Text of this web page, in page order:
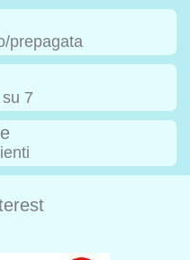
prepagata
7